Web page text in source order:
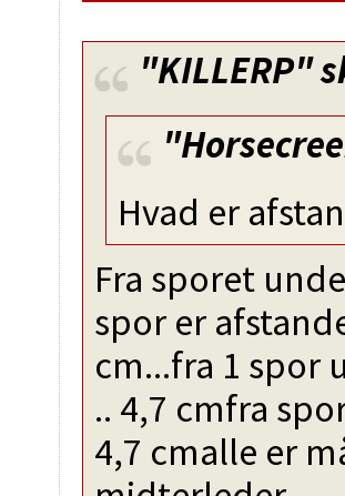
"KILLERP"
Hvad er
Fra sporet
spor er
cm...fra 1 spor
.. 4,7 cmfra
4,7 cmalle er